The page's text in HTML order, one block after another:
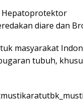
Hepatoprotektor
diare dan
masyarakat
tubuh,